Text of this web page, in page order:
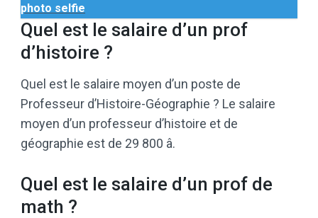
photo selfie
Quel est le salaire d’un prof
d’histoire ?
Quel est le salaire moyen d’un poste de
Professeur d’Histoire-Géographie ? Le salaire
moyen d’un professeur d’histoire et de
géographie est de 29 800 â.
Quel est le salaire d’un prof de
math ?